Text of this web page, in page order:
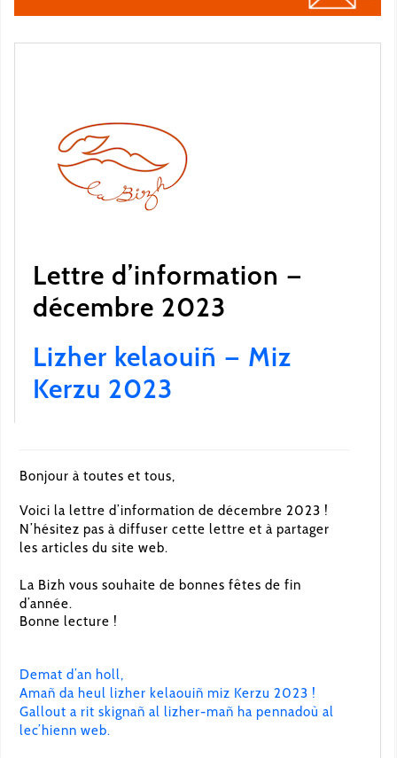
Lettre d’information —
décembre 2023
Lizher kelaouiñ — Miz
Kerzu 2023
Bonjour à toutes et tous,
Voici la lettre d’information de décembre 2023 !
N’hésitez pas à diffuser cette lettre et à partager
les articles du site web.
La Bizh vous souhaite de bonnes fêtes de fin
d’année.
Bonne lecture !
Demat d’an holl,
Amañ da heul lizher kelaouiñ miz Kerzu 2023 !
Gallout a rit skignañ al lizher-mañ ha pennadoù al
lec’hienn web.